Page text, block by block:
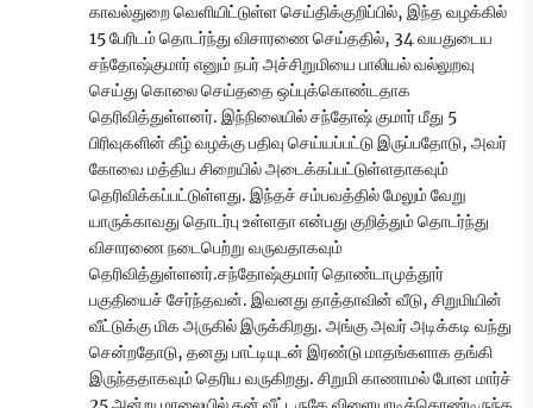
காவல்துறை வெளியிட்டுள்ள செய்திக்குறிப்பில், இந்த வழக்கில்
15 பேரிடம் தொடர்ந்து விசாரணை செய்ததில், 34 வயதுடைய
சந்தோஷ்குமார் எனும் நபர் அச்சிறுமியை பாலியல் வல்லுறவு
செய்து கொலை செய்ததை ஒப்புக்கொண்டதாக
தெரிவித்துள்ளனர். இந்நிலையில் சந்தோஷ் குமார் மீது 5
பிரிவுகளின் கீழ் வழக்கு பதிவு செய்யப்பட்டு இருப்பதோடு, அவர்
கோவை மத்திய சிறையில் அடைக்கப்பட்டுள்ளதாகவும்
தெரிவிக்கப்பட்டுள்ளது. இந்தச் சம்பவத்தில் மேலும் வேறு
யாருக்காவது தொடர்பு உள்ளதா என்பது குறித்தும் தொடர்ந்து
விசாரணை நடைபெற்று வருவதாகவும்
தெரிவித்துள்ளனர்.சந்தோஷ்குமார் தொண்டாமுத்தூர்
பகுதியைச் சேர்ந்தவன். இவனது தாத்தாவின் வீடு, சிறுமியின்
வீட்டுக்கு மிக அருகில் இருக்கிறது. அங்கு அவர் அடிக்கடி வந்து
சென்றதோடு, தனது பாட்டியுடன் இரண்டு மாதங்களாக தங்கி
இருந்ததாகவும் தெரிய வருகிறது. சிறுமி காணாமல் போன மார்ச்